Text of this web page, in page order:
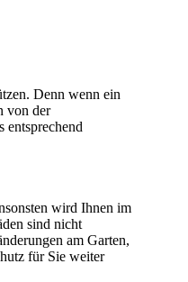
Denn wenn ein
von der
entsprechend
wird Ihnen im
sind nicht
am Garten,
für Sie weiter